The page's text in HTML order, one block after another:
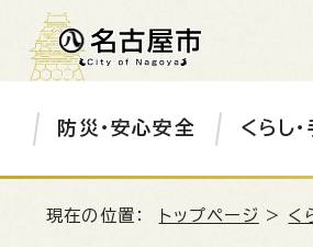
防災・安心安全 くらし
現在の位置： トップページ > く